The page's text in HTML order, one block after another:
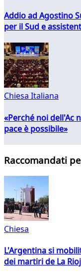
Addio ad Agostino
per il Sud e
Chiesa Italiana
«Perché noi dell'Ac
pace è possibile»
Raccomandati
Chiesa
L'Argentina si
dei martiri de La